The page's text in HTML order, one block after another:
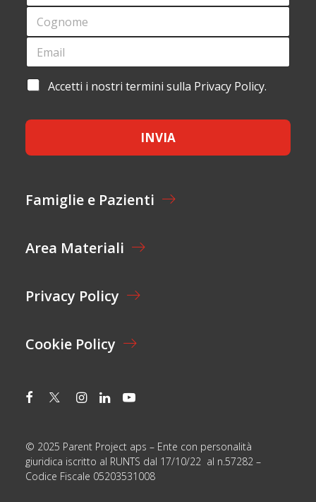
M
*
C
G
O
E
*
N
O
M
E
A
I
L
A
E
T
O
*
Accetti i nostri termini sulla Privacy Policy.
INVIA
Famiglie e Pazienti
Area Materiali
Privacy Policy
Cookie Policy
© 2025 Parent Project aps – Ente con personalità
giuridica iscritto al RUNTS dal 17/10/22 al n.57282 –
Codice Fiscale 05203531008